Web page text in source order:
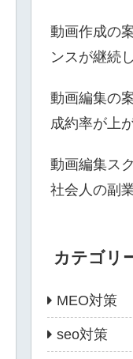
動画作成の
ンスが継続
動画編集の
成約率が上
動画編集ス
社会人の副
カテゴリ
MEO対策
seo対策